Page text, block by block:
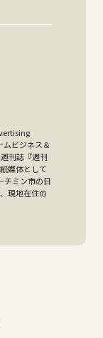
ビジネス＆
刊誌『週刊
媒体として
チミン市の日
現地在住の